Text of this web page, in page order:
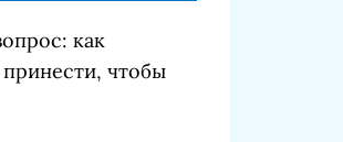
как
чтобы